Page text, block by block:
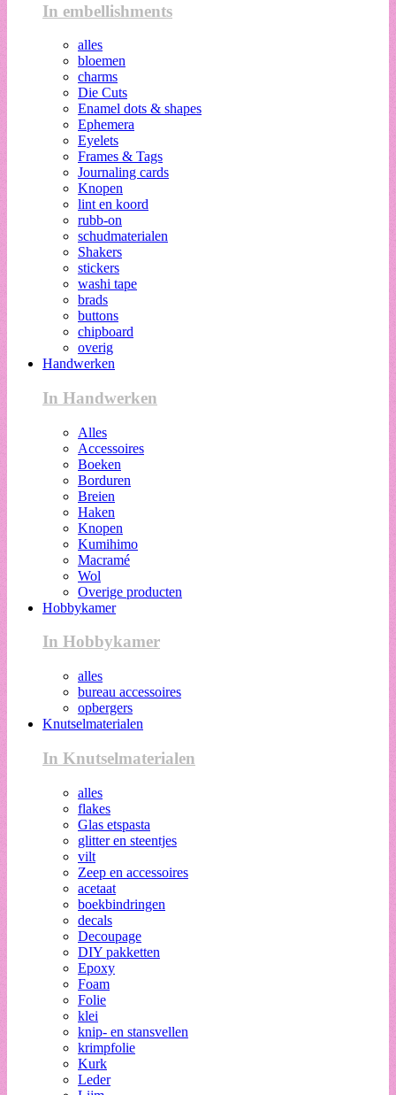
In embellishments
alles
bloemen
charms
Die Cuts
Enamel dots & shapes
Ephemera
Eyelets
Frames & Tags
Journaling cards
Knopen
lint en koord
rubb-on
schudmaterialen
Shakers
stickers
washi tape
brads
buttons
chipboard
overig
Handwerken
In Handwerken
Alles
Accessoires
Boeken
Borduren
Breien
Haken
Knopen
Kumihimo
Macramé
Wol
Overige producten
Hobbykamer
In Hobbykamer
alles
bureau accessoires
opbergers
Knutselmaterialen
In Knutselmaterialen
alles
flakes
Glas etspasta
glitter en steentjes
vilt
Zeep en accessoires
acetaat
boekbindringen
decals
Decoupage
DIY pakketten
Epoxy
Foam
Folie
klei
knip- en stansvellen
krimpfolie
Kurk
Leder